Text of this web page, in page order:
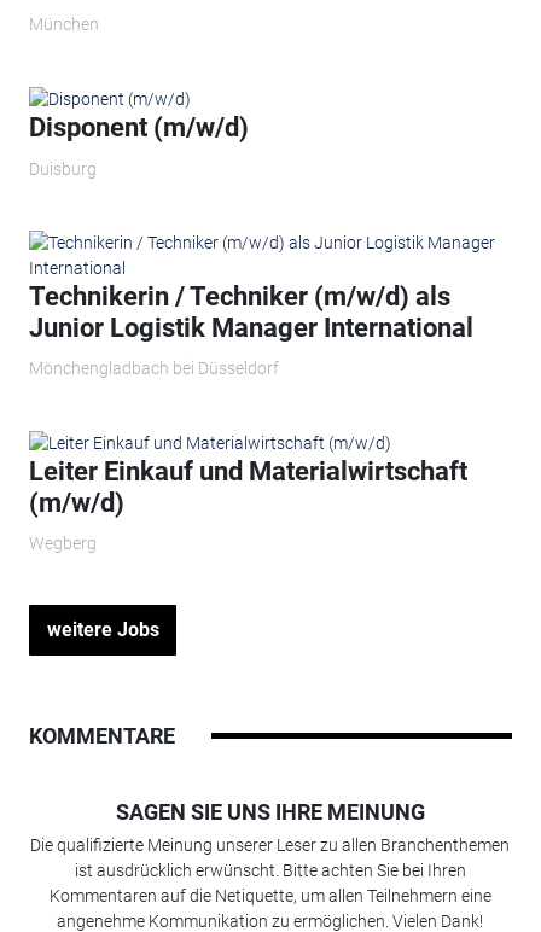
München
Disponent (m/w/d)
Duisburg
Technikerin / Techniker (m/w/d) als
Junior Logistik Manager International
Mönchengladbach bei Düsseldorf
Leiter Einkauf und Materialwirtschaft
(m/w/d)
Wegberg
weitere Jobs
KOMMENTARE
SAGEN SIE UNS IHRE MEINUNG
Die qualifizierte Meinung unserer Leser zu allen Branchenthemen
ist ausdrücklich erwünscht. Bitte achten Sie bei Ihren
Kommentaren auf die Netiquette, um allen Teilnehmern eine
angenehme Kommunikation zu ermöglichen. Vielen Dank!